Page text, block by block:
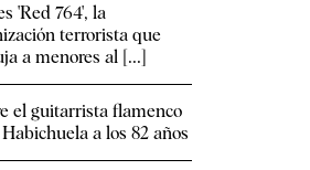
'Red 764', la
terrorista que
a menores al [...]
el guitarrista flamenco
a los 82 años